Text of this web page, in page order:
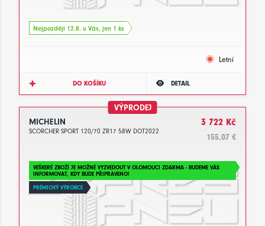
Nejpozději 12.8. u Vás, jen 1 ks
Letní
DO KOŠÍKU DETAIL
VÝPRODEJ
MICHELIN
SCORCHER SPORT 120/70 ZR17 58W DOT2022
3 722 Kč
155.07 €
VEŠKERÉ ZBOŽÍ JE MOŽNÉ VYZVEDOUT V OLOMOUCI ZDARMA - BUDEME VÁS
INFORMOVAT, KDY BUDE PŘIPRAVENO!
PRÉMIOVÝ VÝROBCE